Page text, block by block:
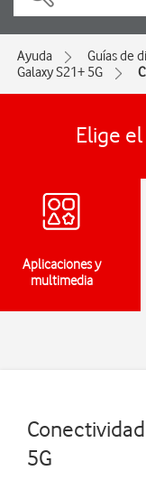
Ayuda Guías de
Galaxy S21+ 5G
Elige
Aplicaciones y
multimedia
5G